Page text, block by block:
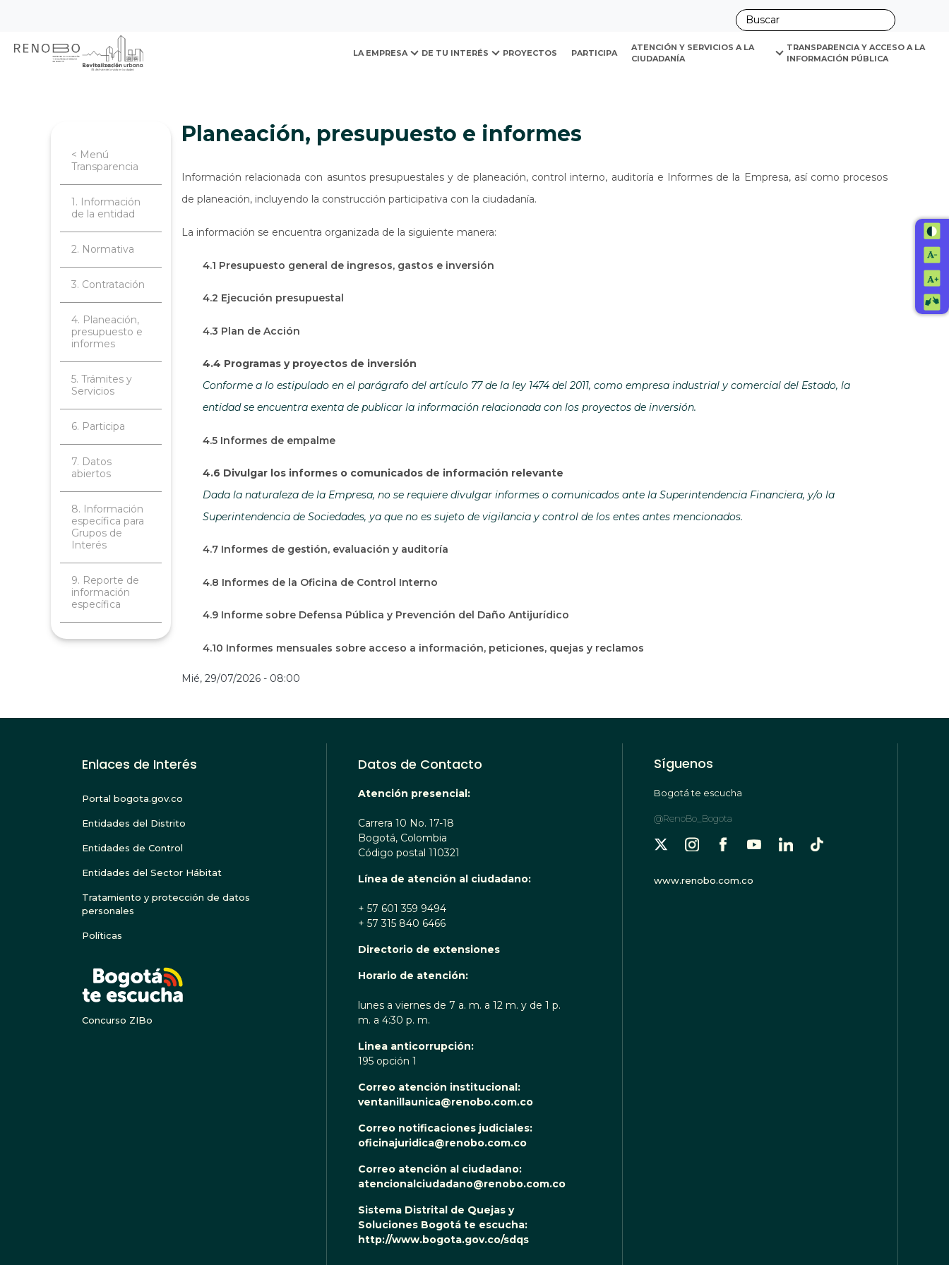
contenido
Sitio Web Empresa de Renovación y Desarrollo Urbano
LA EMPRESA DE TU INTERÉS PROYECTOS PARTICIPA
ATENCIÓN Y SERVICIOS A LA
CIUDADANÍA
TRANSPARENCIA Y ACCESO A LA
INFORMACIÓN PÚBLICA
< Menú
Transparencia
1. Información
de la entidad
2. Normativa
3. Contratación
4. Planeación,
presupuesto e
informes
5. Trámites y
Servicios
6. Participa
7. Datos
abiertos
8. Información
específica para
Grupos de
Interés
9. Reporte de
información
específica
Planeación, presupuesto e informes
Información relacionada con asuntos presupuestales y de planeación, control interno, auditoría e Informes de la Empresa, así como procesos
de planeación, incluyendo la construcción participativa con la ciudadanía.
La información se encuentra organizada de la siguiente manera:
4.1 Presupuesto general de ingresos, gastos e inversión
4.2 Ejecución presupuestal
4.3 Plan de Acción
4.4 Programas y proyectos de inversión
Conforme a lo estipulado en el parágrafo del artículo 77 de la ley 1474 del 2011, como empresa industrial y comercial del Estado, la
entidad se encuentra exenta de publicar la información relacionada con los proyectos de inversión.
4.5 Informes de empalme
4.6 Divulgar los informes o comunicados de información relevante
Dada la naturaleza de la Empresa, no se requiere divulgar informes o comunicados ante la Superintendencia Financiera, y/o la
Superintendencia de Sociedades, ya que no es sujeto de vigilancia y control de los entes antes mencionados.
4.7 Informes de gestión, evaluación y auditoría
4.8 Informes de la Oficina de Control Interno
4.9 Informe sobre Defensa Pública y Prevención del Daño Antijurídico
4.10 Informes mensuales sobre acceso a información, peticiones, quejas y reclamos
Mié, 29/07/2026 - 08:00
Enlaces de Interés
Portal bogota.gov.co
Entidades del Distrito
Entidades de Control
Entidades del Sector Hábitat
Tratamiento y protección de datos
personales
Políticas
Concurso ZIBo
Datos de Contacto
Atención presencial:
Carrera 10 No. 17-18
Bogotá, Colombia
Código postal 110321
Línea de atención al ciudadano:
+ 57 601 359 9494
+ 57 315 840 6466
Directorio de extensiones
Horario de atención:
lunes a viernes de 7 a. m. a 12 m. y de 1 p.
m. a 4:30 p. m.
Linea anticorrupción:
195 opción 1
Correo atención institucional:
ventanillaunica@renobo.com.co
Correo notificaciones judiciales:
oficinajuridica@renobo.com.co
Correo atención al ciudadano:
atencionalciudadano@renobo.com.co
Sistema Distrital de Quejas y
Soluciones Bogotá te escucha:
http://www.bogota.gov.co/sdqs
Síguenos
Bogotá te escucha
@RenoBo_Bogota
www.renobo.com.co